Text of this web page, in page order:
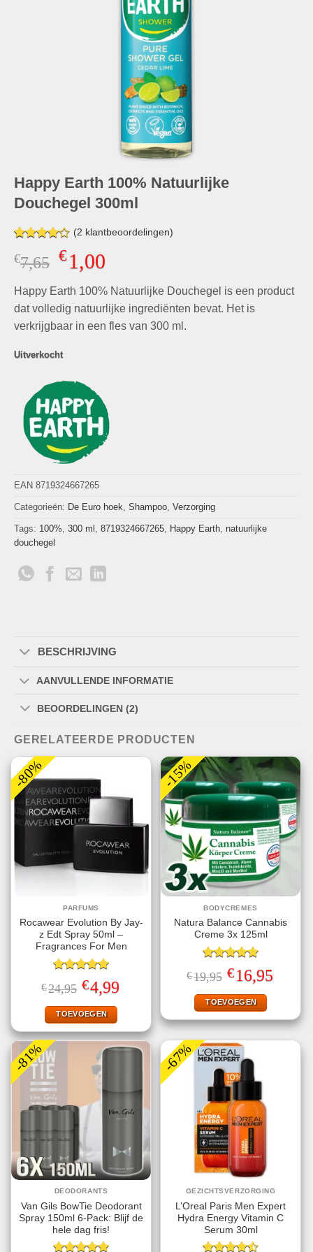
Happy Earth 100% Natuurlijke
Douchegel 300ml
Gewaardeerd
4.00 op
opklant
waardering
(2 klantbeoordelingen)
€7,65 Oorspronkelijke
prijs
was:
€7,65.
€1,00Huidige
is:
€1,00.
Happy Earth 100% Natuurlijke Douchegel is een product
dat volledig natuurlijke ingrediënten bevat. Het is
verkrijgbaar in een fles van 300 ml.
Uitverkocht
EAN 8719324667265
Categorieën: De Euro hoek Shampoo Verzorging
Tags: 100% 300 ml 8719324667265 Happy Earth natuurlijke
douchegel
BESCHRIJVING
AANVULLENDE INFORMATIE
BEOORDELINGEN (2)
GERELATEERDE PRODUCTEN
-80%
PARFUMS
Rocawear Evolution By Jay-
z Edt Spray 50ml –
Fragrances For Men
Gewaardeerd
5.00uit 5
€24,95 Oorspronkelijke
prijs
was:
€24,95.
€4,99Huidige
prijs
TOEVOEGEN
-15%
BODYCREMES
Natura Balance Cannabis
Creme 3x 125ml
Gewaardeerd
5.00uit 5
€19,95 Oorspronkelijke
prijs
was:
€19,95.
€16,95prijs
TOEVOEGEN
-81%
DEODORANTS
Van Gils BowTie Deodorant
Spray 150ml 6-Pack: Blijf de
hele dag fris!
-67%
GEZICHTSVERZORGING
L’Oreal Paris Men Expert
Hydra Energy Vitamin C
Serum 30ml